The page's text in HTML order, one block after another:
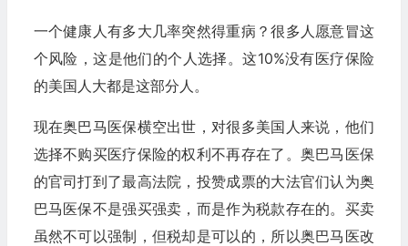
一个健康人有多大几率突然得重病？很多人愿意冒这
个风险，这是他们的个人选择。这10%没有医疗保险
的美国人大都是这部分人。
现在奥巴马医保横空出世，对很多美国人来说，他们
选择不购买医疗保险的权利不再存在了。奥巴马医保
的官司打到了最高法院，投赞成票的大法官们认为奥
巴马医保不是强买强卖，而是作为税款存在的。买卖
虽然不可以强制，但税却是可以的，所以奥巴马医改